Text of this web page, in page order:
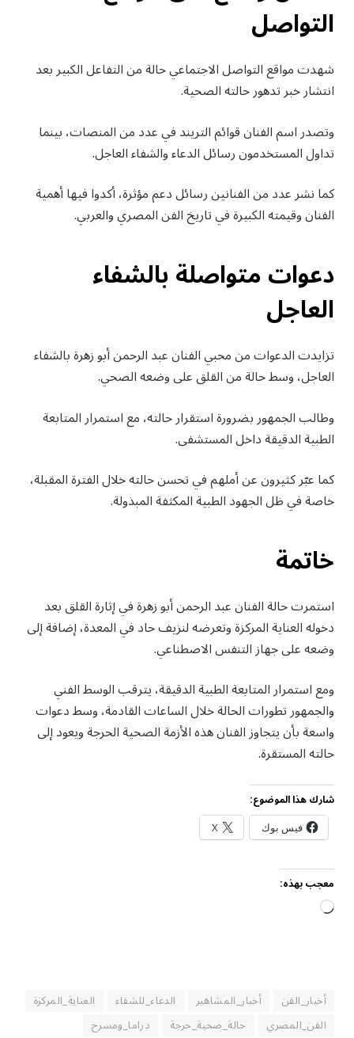
التواصل
شهدت مواقع التواصل الاجتماعي حالة من التفاعل الكبير بعد
انتشار خبر تدهور حالته الصحية.
وتصدر اسم الفنان قوائم التريند في عدد من المنصات، بينما
تداول المستخدمون رسائل الدعاء والشفاء العاجل.
كما نشر عدد من الفنانين رسائل دعم مؤثرة، أكدوا فيها أهمية
الفنان وقيمته الكبيرة في تاريخ الفن المصري والعربي.
دعوات متواصلة بالشفاء
العاجل
تزايدت الدعوات من محبي الفنان عبد الرحمن أبو زهرة بالشفاء
العاجل، وسط حالة من القلق على وضعه الصحي.
وطالب الجمهور بضرورة استقرار حالته، مع استمرار المتابعة
الطبية الدقيقة داخل المستشفى.
كما عبّر كثيرون عن أملهم في تحسن حالته خلال الفترة المقبلة،
خاصة في ظل الجهود الطبية المكثفة المبذولة.
خاتمة
استمرت حالة الفنان عبد الرحمن أبو زهرة في إثارة القلق بعد
دخوله العناية المركزة وتعرضه لنزيف حاد في المعدة، إضافة إلى
وضعه على جهاز التنفس الاصطناعي.
ومع استمرار المتابعة الطبية الدقيقة، يترقب الوسط الفني
والجمهور تطورات الحالة خلال الساعات القادمة، وسط دعوات
واسعة بأن يتجاوز الفنان هذه الأزمة الصحية الحرجة ويعود إلى
حالته المستقرة.
شارك هذا الموضوع:
فيس بوك X
معجب بهذه:
جاري
أخبار_الفن أخبار_المشاهير الدعاء_للشفاء
العناية_المركزة
الفن_المصري
حالة_صحية_حرجة
دراما_ومسرح